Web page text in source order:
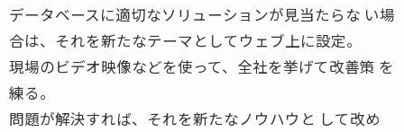
データベースに適切なソリューションが見当たらな い場
合は、それを新たなテーマとしてウェブ上に設定。
現場のビデオ映像などを使って、全社を挙げて改善策 を
練る。
問題が解決すれば、それを新たなノウハウと して改め